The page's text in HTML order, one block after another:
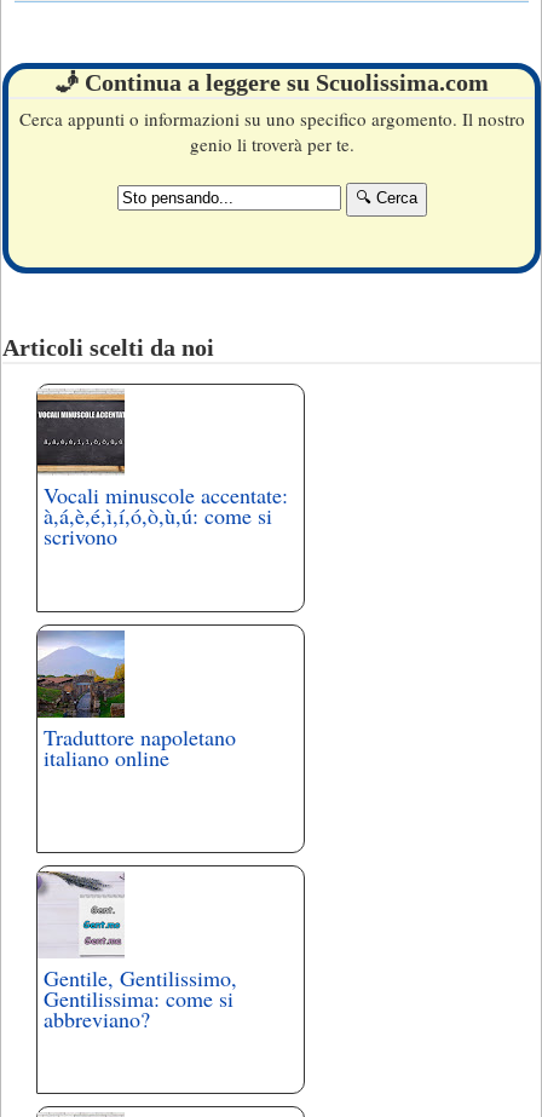
🧞 Continua a leggere su Scuolissima.com
Cerca appunti o informazioni su uno specifico argomento. Il nostro
genio li troverà per te.
Articoli scelti da noi
Vocali minuscole accentate:
à,á,è,é,ì,í,ó,ò,ù,ú: come si
scrivono
Traduttore napoletano
italiano online
Gentile, Gentilissimo,
Gentilissima: come si
abbreviano?